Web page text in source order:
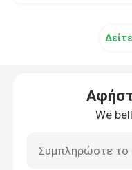
Επικοινωνήστε μαζί
Προφορική We